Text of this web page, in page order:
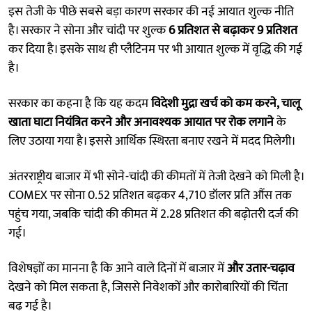
इस तेजी के पीछे सबसे बड़ा कारण सरकार की नई आयात शुल्क नीति
है। सरकार ने सोना और चांदी पर शुल्क6 प्रतिशत से बढ़ाकर 9 प्रतिशत
कर दिया है। इसके साथ ही प्लैटिनम पर भी आयात शुल्क में वृद्धि की गई
है।
सरकार का कहना है कि यह कदमविदेशी मुद्रा खर्च को कम करने, चालू
खाता घाटा नियंत्रित करने और अनावश्यक आयात पर रोक लगानेके
लिए उठाया गया है। इससे आर्थिक स्थिरता बनाए रखने में मदद मिलेगी।
अंतरराष्ट्रीय बाजार में भी सोने-चांदी की कीमतों में तेजी देखने को मिली है।
COMEX पर सोना 0.52 प्रतिशत बढ़कर 4,710 डॉलर प्रति औंस तक
पहुंच गया, जबकि चांदी की कीमत में 2.28 प्रतिशत की बढ़ोतरी दर्ज की
गई।
विशेषज्ञों का मानना है कि आने वाले दिनों में बाजार मेंऔर उतार-चढ़ाव
देखने को मिल सकता है, जिससे निवेशकों और कारोबारियों की चिंता
बढ़ गई है।